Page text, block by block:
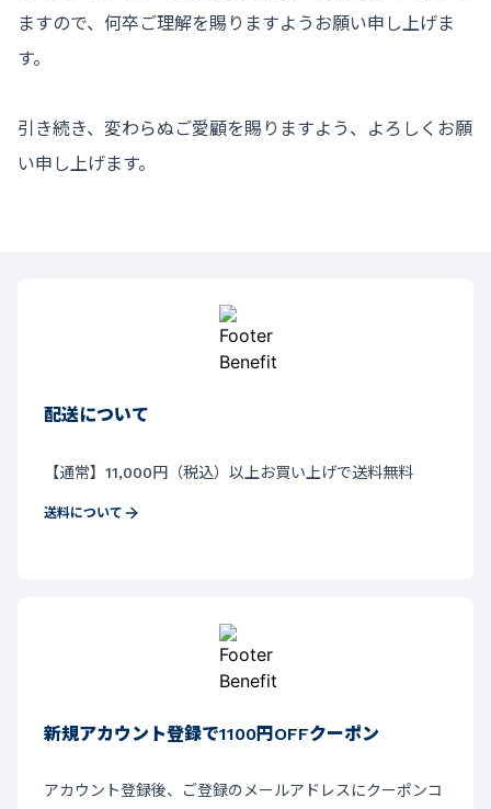
ますので、何卒ご理解を賜りますようお願い申し上げま
す。
引き続き、変わらぬご愛顧を賜りますよう、よろしくお願
い申し上げます。
配送について
【通常】11,000円（税込）以上お買い上げで送料無料
送料について
新規アカウント登録で1100円OFFクーポン
アカウント登録後、ご登録のメールアドレスにクーポンコ